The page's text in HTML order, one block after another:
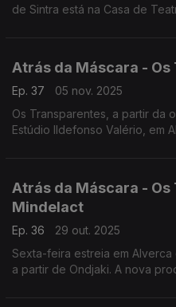
de Sintra está na Casa de
Atrás da Máscara -
Ep. 37
05 nov. 2025
Os Transparentes, a partir da
Estúdio Ildefonso Valério, em
Atrás da Máscara - Os
Mindelact
Ep. 36
29 out. 2025
Sexta-feira estreia em Alverca
a partir de Ondjaki. A nova